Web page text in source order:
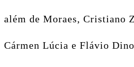
além de Moraes, Cristiano
Cármen Lúcia e Flávio